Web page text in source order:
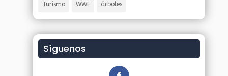
Turismo WWF árboles
Síguenos